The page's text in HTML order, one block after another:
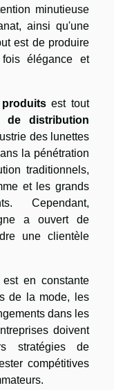
minutieuse
ainsi qu'une
est de produire
élégance et
est tout
de distribution
des lunettes
la pénétration
traditionnels,
et les grands
Cependant,
a ouvert de
une clientèle
en constante
de la mode, les
dans les
doivent
stratégies de
compétitives